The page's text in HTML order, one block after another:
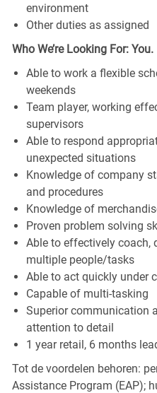
environment
Other duties as assigned
Who We’re Looking For: You.
Able to work a flexible
weekends
Team player, working
supervisors
Able to respond
unexpected situations
Knowledge of company
and procedures
Knowledge of
Proven problem solving
Able to effectively coach,
multiple people/tasks
Able to act quickly under
Capable of multi-tasking
Superior communication
attention to detail
1 year retail, 6 months
Tot de voordelen behoren:
Assistance Program (EAP);